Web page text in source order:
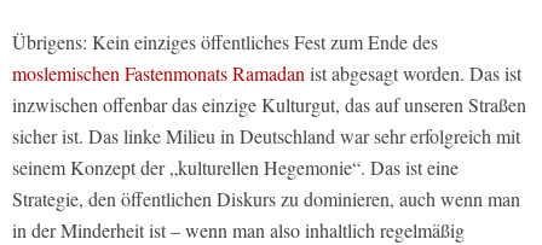
Übrigens: Kein einziges öffentliches Fest zum Ende des
moslemischen Fastenmonats Ramadan ist abgesagt worden. Das ist
inzwischen offenbar das einzige Kulturgut, das auf unseren Straßen
sicher ist. Das linke Milieu in Deutschland war sehr erfolgreich mit
seinem Konzept der „kulturellen Hegemonie“. Das ist eine
Strategie, den öffentlichen Diskurs zu dominieren, auch wenn man
in der Minderheit ist – wenn man also inhaltlich regelmäßig